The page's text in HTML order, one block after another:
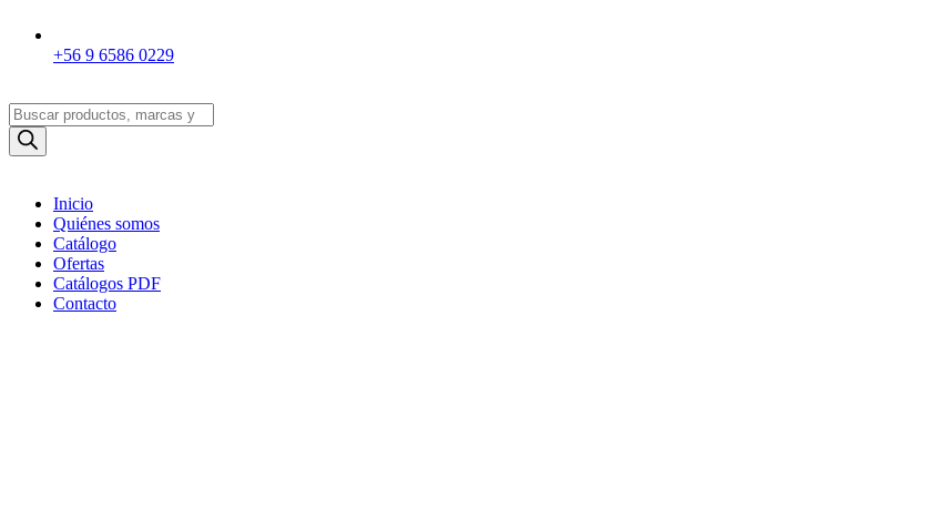
+56 9 6586 0229
Búsqueda
de
productos
Inicio
Quiénes somos
Catálogo
Ofertas
Catálogos PDF
Contacto